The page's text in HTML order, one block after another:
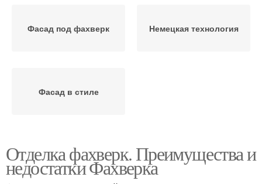
Фасад под фахверк Немецкая технология
Фасад в стиле
Отделка фахверк. Преимущества и
недостатки Фахверка